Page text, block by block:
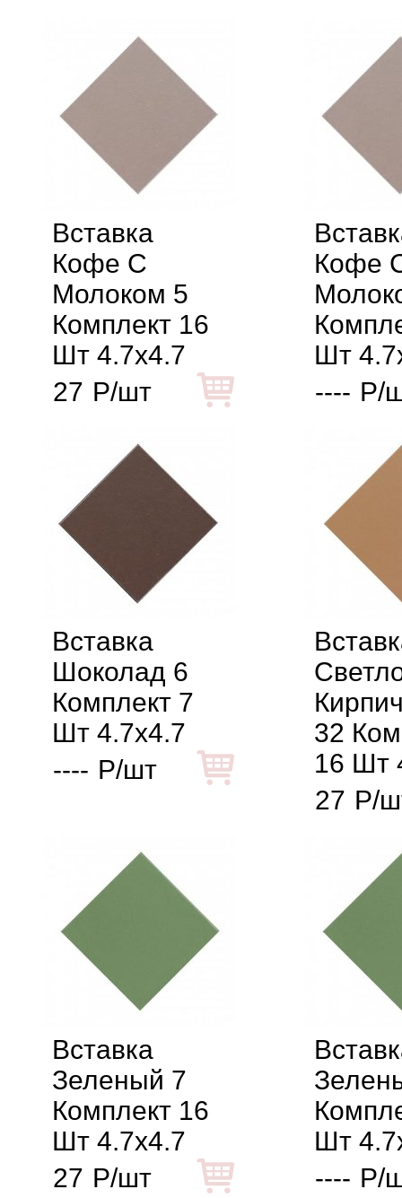
Вставка
Кофе С
Молоком 5
Комплект 16
Шт 4.7x4.7
27 Р/шт
Кофе
Шт
---- Р/
Вставка
Шоколад 6
Комплект 7
Шт 4.7x4.7
---- Р/шт
32
16 Шт
27 Р/
Вставка
Зеленый 7
Комплект 16
Шт 4.7x4.7
27 Р/шт
Шт
---- Р/